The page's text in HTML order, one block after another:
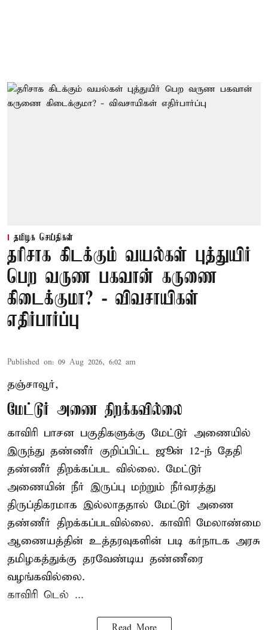
தமிழக செய்திகள்
தரிசாக கிடக்கும் வயல்கள் புத்துயிர்
பெற வருண பகவான் கருணை
கிடைக்குமா? - விவசாயிகள்
எதிர்பார்ப்பு
Published on: 09 Aug 2026, 6:02 am
தஞ்சாவூர்,
மேட்டூர் அணை திறக்கவில்லை
காவிரி பாசன பகுதிகளுக்கு மேட்டூர் அணையில்
இருந்து தண்ணீர் குறிப்பிட்ட ஜூன் 12-ந் தேதி
தண்ணீர் திறக்கப்பட வில்லை. மேட்டூர்
அணையின் நீர் இருப்பு மற்றும் நீர்வரத்து
திருப்திகரமாக இல்லாததால் மேட்டூர் அணை
தண்ணீர் திறக்கப்படவில்லை. காவிரி மேலாண்மை
ஆணையத்தின் உத்தரவுகளின் படி கர்நாடக அரசு
தமிழகத்துக்கு தரவேண்டிய தண்ணீரை
வழங்கவில்லை.
காவிரி டெல் ...